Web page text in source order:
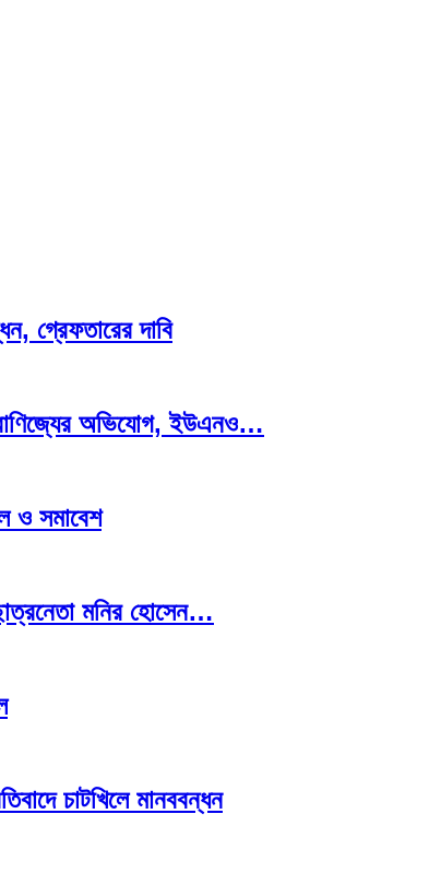
গ্রেফতারের দাবি
বাণিজ্যের অভিযোগ, ইউএনও…
ও সমাবেশ
মনির হোসেন…
চাটখিলে মানববন্ধন